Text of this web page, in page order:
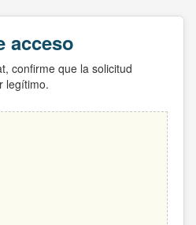
acceso
confirme que la solicitud
legítimo.